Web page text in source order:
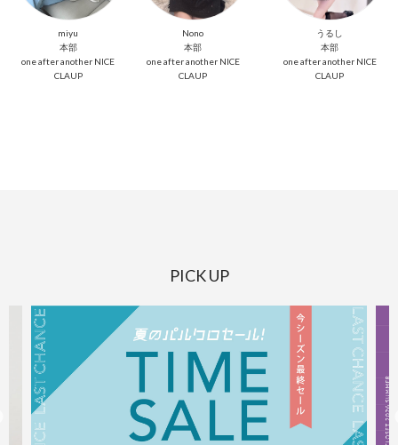
miyu
本部
one after another NICE
CLAUP
Nono
本部
one after another NICE
CLAUP
うるし
本部
one after another NICE
CLAUP
PICK UP